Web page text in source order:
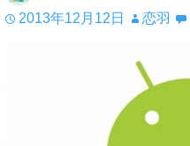
2013年12月12日 恋羽